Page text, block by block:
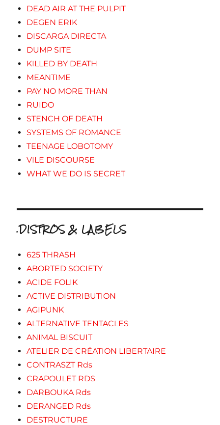
DEAD AIR AT THE PULPIT
DEGEN ERIK
DISCARGA DIRECTA
DUMP SITE
KILLED BY DEATH
MEANTIME
PAY NO MORE THAN
RUIDO
STENCH OF DEATH
SYSTEMS OF ROMANCE
TEENAGE LOBOTOMY
VILE DISCOURSE
WHAT WE DO IS SECRET
.DISTROS & LABELS
625 THRASH
ABORTED SOCIETY
ACIDE FOLIK
ACTIVE DISTRIBUTION
AGIPUNK
ALTERNATIVE TENTACLES
ANIMAL BISCUIT
ATELIER DE CRÉATION LIBERTAIRE
CONTRASZT Rds
CRAPOULET RDS
DARBOUKA Rds
DERANGED Rds
DESTRUCTURE